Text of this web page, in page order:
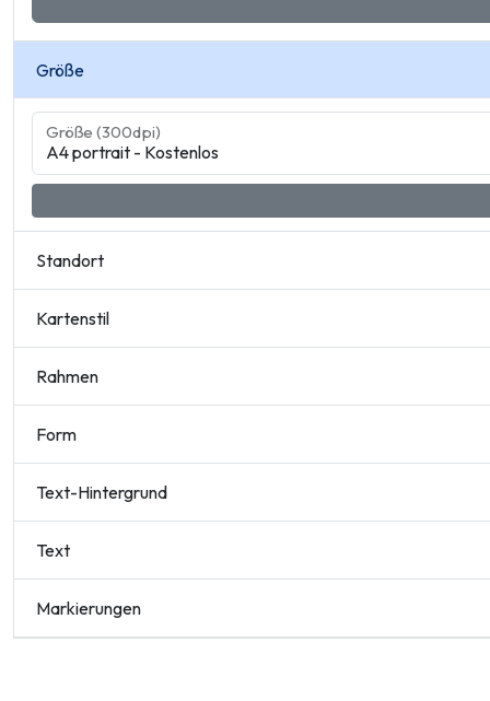
Größe
Größe (300dpi)
Standort
Kartenstil
Rahmen
Form
Text-Hintergrund
Text
Markierungen